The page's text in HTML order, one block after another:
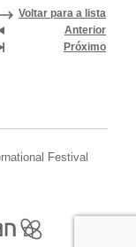
Voltar para a lista
Anterior
Próximo
Festival